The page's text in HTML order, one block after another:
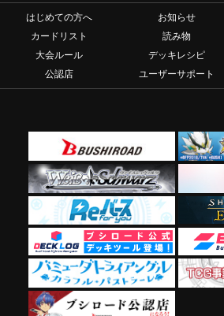
はじめての方へ お知らせ
カードリスト
読み物
大会ルール
デッキレシピ
公認店
ユーザーサポート